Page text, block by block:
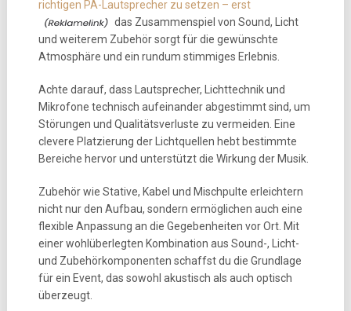
richtigen PA-Lautsprecher zu setzen – erst
das Zusammenspiel von Sound, Licht
und weiterem Zubehör sorgt für die gewünschte
Atmosphäre und ein rundum stimmiges Erlebnis.
Achte darauf, dass Lautsprecher, Lichttechnik und
Mikrofone technisch aufeinander abgestimmt sind, um
Störungen und Qualitätsverluste zu vermeiden. Eine
clevere Platzierung der Lichtquellen hebt bestimmte
Bereiche hervor und unterstützt die Wirkung der Musik.
Zubehör wie Stative, Kabel und Mischpulte erleichtern
nicht nur den Aufbau, sondern ermöglichen auch eine
flexible Anpassung an die Gegebenheiten vor Ort. Mit
einer wohlüberlegten Kombination aus Sound-, Licht-
und Zubehörkomponenten schaffst du die Grundlage
für ein Event, das sowohl akustisch als auch optisch
überzeugt.